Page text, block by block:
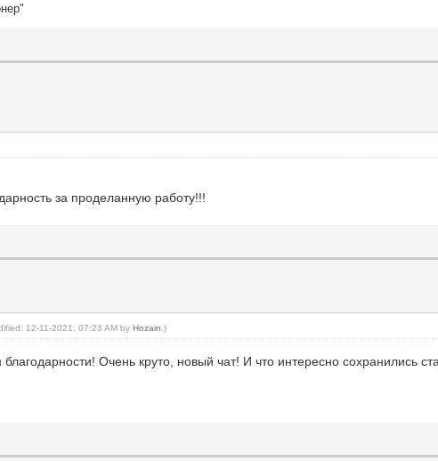
за проделанную работу!!!
12-11-2021, 07:23 AM byHozain .)
Очень круто, новый чат! И что интересно сохранились